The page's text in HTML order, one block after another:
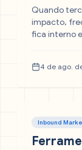
Quando
impacto,
fica interno
4 de ago.
Inbound